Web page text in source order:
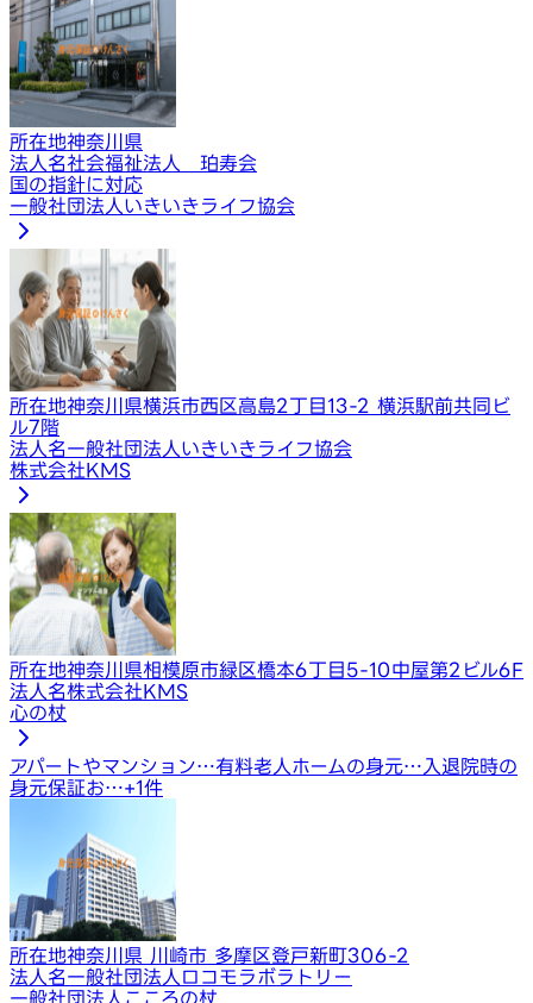
所在地神奈川県
法人名社会福祉法人 珀寿会
国の指針に対応
一般社団法人いきいきライフ協会
所在地神奈川県横浜市西区高島2丁目13-2 横浜駅前共同ビ
ル7階
法人名一般社団法人いきいきライフ協会
株式会社KMS
所在地神奈川県相模原市緑区橋本6丁目5-10中屋第2ビル6F
法人名株式会社KMS
心の杖
アパートやマンション…有料老人ホームの身元… 入退院時の
身元保証お…+1件
所在地神奈川県 川崎市 多摩区登戸新町306-2
法人名一般社団法人ロコモラボラトリー
一般社団法人こころの杖